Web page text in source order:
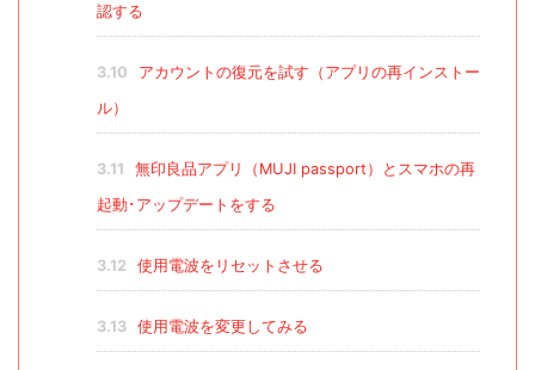
認する
3.10
アカウントの復元を試す（アプリの再インストー
ル）
3.11
無印良品アプリ（MUJI passport）とスマホの再
起動･アップデートをする
3.12 使用電波をリセットさせる
3.13 使用電波を変更してみる